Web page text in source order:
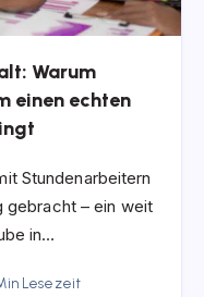
Warum
einen echten
Stundenarbeitern
gebracht – ein weit
in…
Lesezeit